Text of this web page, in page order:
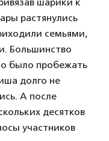
растянулись
семьями,
Большинство
было пробежать
долго не
А после
десятков
участников